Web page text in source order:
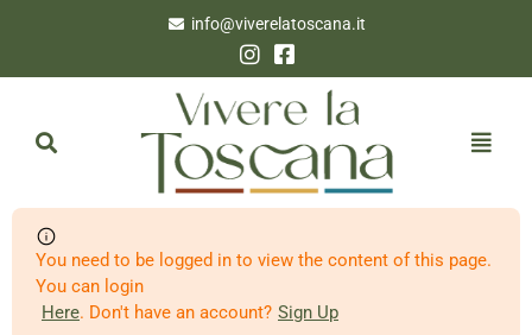
info@viverelatoscana.it
You need to be logged in to view the content of this page.
You can login
Here. Don't have an account? Sign Up